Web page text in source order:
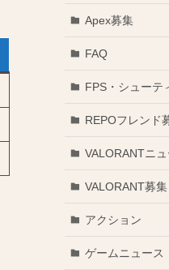
Apex募集
FAQ
FPS・シューテ
REPOフレンド
VALORANTニュ
VALORANT募集
アクション
ゲームニュース